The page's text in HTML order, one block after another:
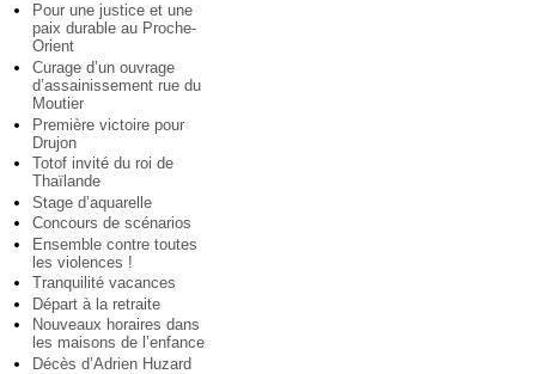
Pour une justice et une
paix durable au Proche-
Orient
Curage d’un ouvrage
d’assainissement rue du
Moutier
Première victoire pour
Drujon
Totof invité du roi de
Thaïlande
Stage d’aquarelle
Concours de scénarios
Ensemble contre toutes
les violences !
Tranquilité vacances
Départ à la retraite
Nouveaux horaires dans
les maisons de l’enfance
Décès d’Adrien Huzard